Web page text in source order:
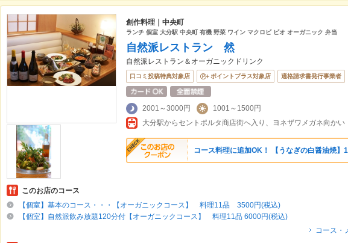
創作料理｜中央町
ランチ 個室 大分駅 中央町 有機 野菜 ワイン マクロビ ビオ オーガニック 弁当
自然派レストラン 然
自然派レストラン＆オーガニックドリンク
口コミ投稿特典対象店 ポイントプラス対象店 適格請求書発行事業者
2001～3000円
1001～1500円
大分駅からセントポルタ商店街へ入り、ヨネザワメガネ向かい
コース料理に追加OK！ 【うなぎの白醤油焼】
このお店のコース
【個室】基本のコース・・・【オーガニックコース】 料理11品 3500円(税込)
【個室】自然派飲み放題120分付【オーガニックコース】 料理11品 6000円(税込)
コース・